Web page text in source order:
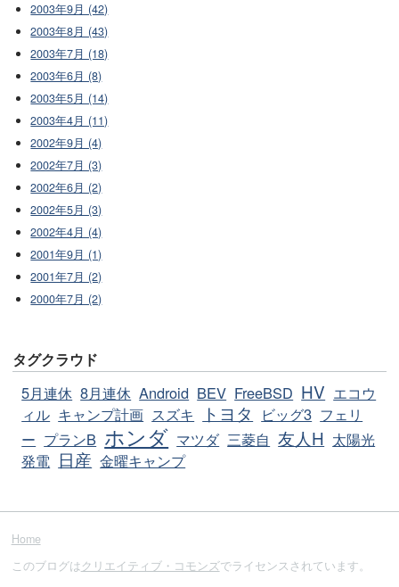
2003年9月 (42)
2003年8月 (43)
2003年7月 (18)
2003年6月 (8)
2003年5月 (14)
2003年4月 (11)
2002年9月 (4)
2002年7月 (3)
2002年6月 (2)
2002年5月 (3)
2002年4月 (4)
2001年9月 (1)
2001年7月 (2)
2000年7月 (2)
タグクラウド
5月連休 8月連休 Android BEV FreeBSD HV エコウ
ィル キャンプ計画 スズキ トヨタ ビッグ3 フェリ
ー プランB ホンダ マツダ 三菱自 友人H 太陽光
発電 日産 金曜キャンプ
Home
このブログはクリエイティブ・コモンズでライセンスされています。